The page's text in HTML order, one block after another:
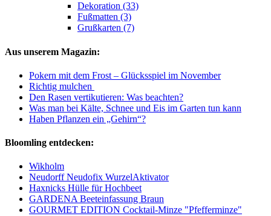
Dekoration (33)
Fußmatten (3)
Grußkarten (7)
Aus unserem Magazin:
Pokern mit dem Frost – Glücksspiel im November
Richtig mulchen
Den Rasen vertikutieren: Was beachten?
Was man bei Kälte, Schnee und Eis im Garten tun kann
Haben Pflanzen ein „Gehirn“?
Bloomling entdecken:
Wikholm
Neudorff Neudofix WurzelAktivator
Haxnicks Hülle für Hochbeet
GARDENA Beeteinfassung Braun
GOURMET EDITION Cocktail-Minze "Pfefferminze"